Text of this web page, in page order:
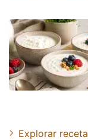
Explorar